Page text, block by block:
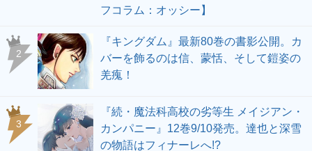
フコラム：オッシー】
2
『キングダム』最新80巻の書影公開。カ
バーを飾るのは信、蒙恬、そして鎧姿の
羌瘣！
3
『続・魔法科高校の劣等生 メイジアン・
カンパニー』12巻9/10発売。達也と深雪
の物語はフィナーレへ!?